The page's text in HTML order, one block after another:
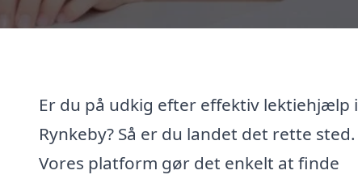
Er du på udkig efter effektiv lektiehjælp i
Rynkeby? Så er du landet det rette sted.
Vores platform gør det enkelt at finde